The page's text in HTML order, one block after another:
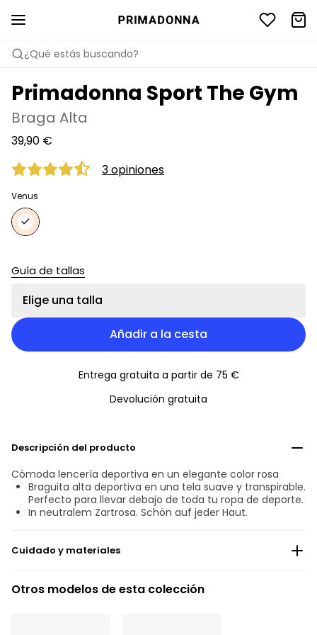
¿Qué estás buscando?
Primadonna Sport The Gym
Braga Alta
39,90 €
3 opiniones
Venus
Guía de tallas
Elige una talla
Añadir a la cesta
Entrega gratuita a partir de 75 €
Devolución gratuita
Descripción del producto
Cómoda lencería deportiva en un elegante color rosa
Braguita alta deportiva en una tela suave y transpirable.
Perfecto para llevar debajo de toda tu ropa de deporte.
In neutralem Zartrosa. Schön auf jeder Haut.
Cuidado y materiales
No Lava en seco, profesionalmente
Otros modelos de esta colección